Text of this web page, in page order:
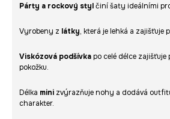
Párty a rockový stylčiní šaty ideálními
Vyrobeny z látky, která je lehká a zajišťuje
Viskózová podšívka po celé délce
pokožku.
Délka mini zvýrazňuje nohy a dodává
charakter.